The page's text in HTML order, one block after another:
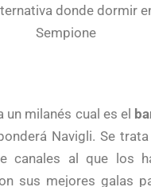
donde dormir
Sempione
un milanés cual es el
Navigli. Se
canales al que los
sus mejores galas